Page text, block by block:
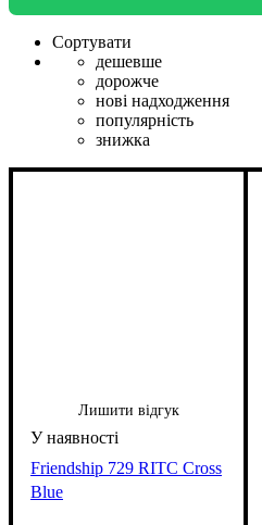
Сортувати
дешевше
дорожче
нові надходження
популярність
знижка
Лишити відгук
Friendship 729 RITC Cross
Blue